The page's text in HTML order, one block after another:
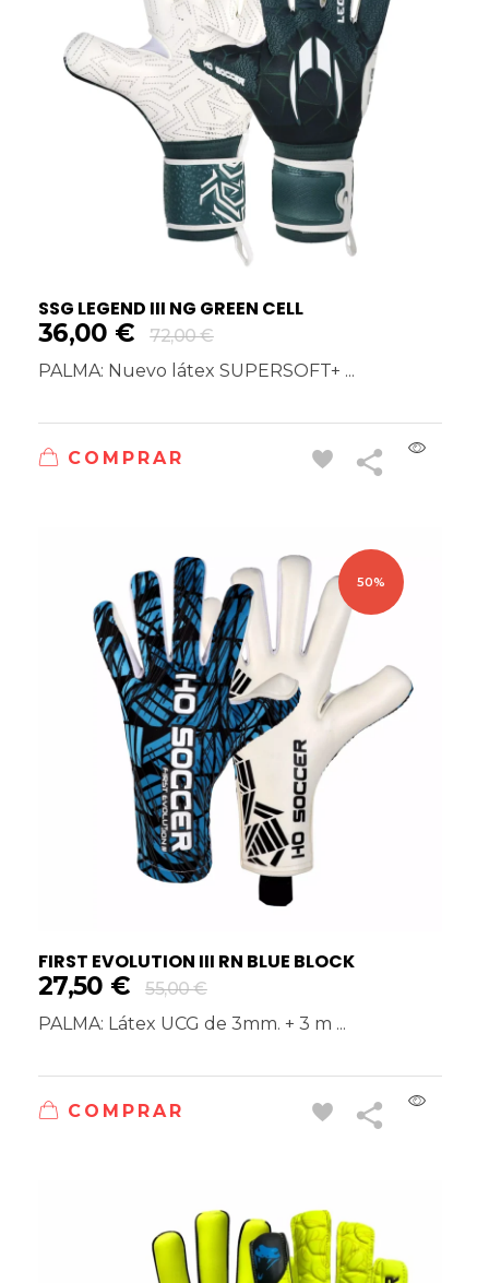
SSG LEGEND III NG GREEN CELL
36,00 € 72,00€
PALMA: Nuevo látex SUPERSOFT+ ...
COMPRAR
50%
FIRST EVOLUTION III RN BLUE BLOCK
27,50 € 55,00€
PALMA: Látex UCG de 3mm. + 3 m ...
COMPRAR